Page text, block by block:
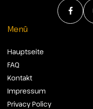
Menü
Hauptseite
FAQ
Kontakt
Impressum
Privacy Policy